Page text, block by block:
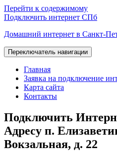
Перейти к содержимому
Подключить интернет СПб
Домашний интернет в Санкт-
Переключатель навигации
Главная
Заявка на подключение
Карта сайта
Контакты
Подключить
Адресу п.
Вокзальная, д. 22